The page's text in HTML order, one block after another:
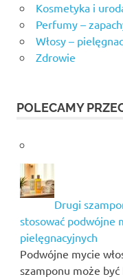
Kosmetyka i
Perfumy –
Włosy –
Zdrowie
POLECAMY
Drugi
stosować podwójne
pielęgnacyjnych
Podwójne mycie
szamponu może